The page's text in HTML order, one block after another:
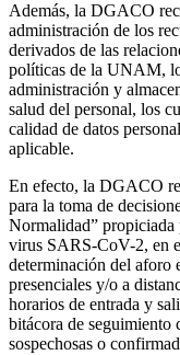
Además, la DGACO
administración de los
derivados de las
políticas de la UNAM,
administración y
salud del personal, los
calidad de datos
aplicable.
En efecto, la DGACO
para la toma de
Normalidad” propiciada
virus SARS-CoV-2, en
determinación del aforo
presenciales y/o a
horarios de entrada y
bitácora de seguimiento
sospechosas o